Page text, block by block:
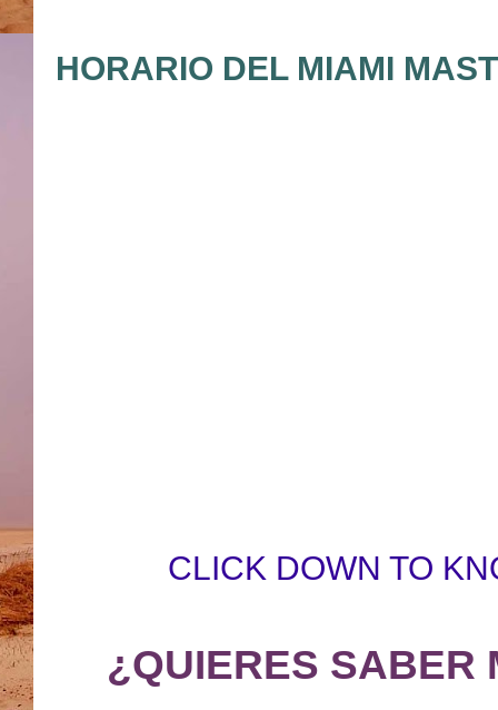
HORARIO DEL MIAMI
CLICK DOWN TO
¿QUIERES SABER